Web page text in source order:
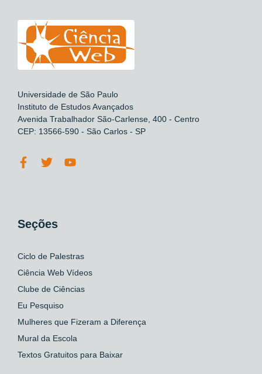
Universidade de São Paulo
Instituto de Estudos Avançados
Avenida Trabalhador São-Carlense, 400 - Centro
CEP: 13566-590 - São Carlos - SP
Seções
Ciclo de Palestras
Ciência Web Vídeos
Clube de Ciências
Eu Pesquiso
Mulheres que Fizeram a Diferença
Mural da Escola
Textos Gratuitos para Baixar